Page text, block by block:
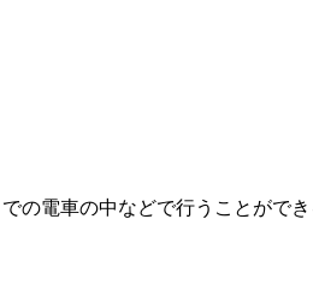
の電車の中などで行うことがで